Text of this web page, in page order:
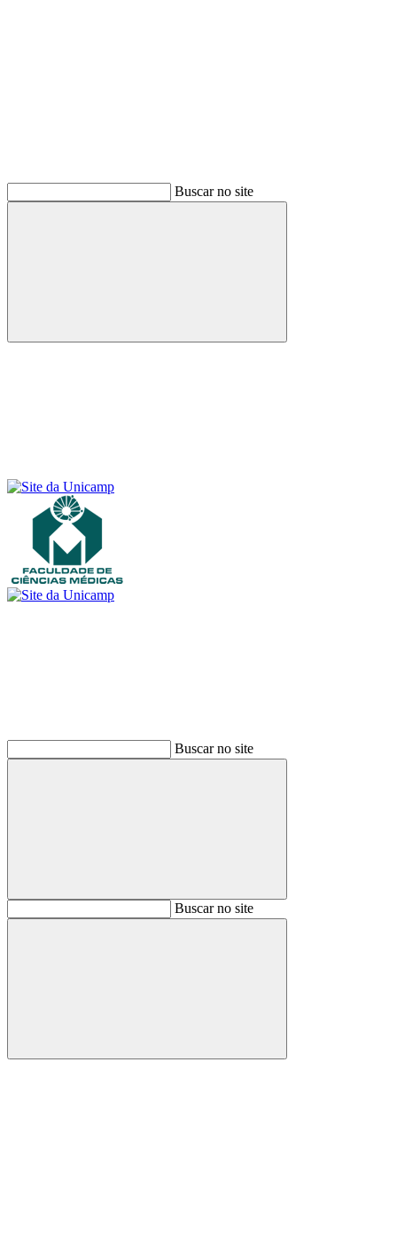
Buscar no site
Buscar
Buscar no site
BuscarBuscar no site
Buscar